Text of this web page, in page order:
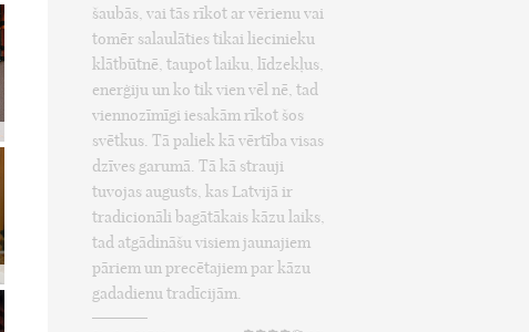
šaubās, vai tās rīkot ar vērienu vai
tomēr salaulāties tikai liecinieku
klātbūtnē, taupot laiku, līdzekļus,
enerģiju un ko tik vien vēl nē, tad
viennozīmīgi iesakām rīkot šos
svētkus. Tā paliek kā vērtība visas
dzīves garumā. Tā kā strauji
tuvojas augusts, kas Latvijā ir
tradicionāli bagātākais kāzu laiks,
tad atgādināšu visiem jaunajiem
pāriem un precētajiem par kāzu
gadadienu tradīcijām.